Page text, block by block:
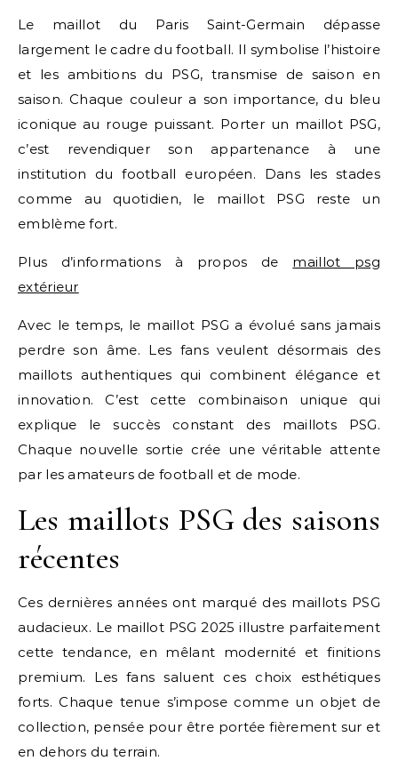
Le maillot du Paris Saint-Germain dépasse
largement le cadre du football. Il symbolise l’histoire
et les ambitions du PSG, transmise de saison en
saison. Chaque couleur a son importance, du bleu
iconique au rouge puissant. Porter un maillot PSG,
c’est revendiquer son appartenance à une
institution du football européen. Dans les stades
comme au quotidien, le maillot PSG reste un
emblème fort.
Plus d’informations à propos de maillot psg
extérieur
Avec le temps, le maillot PSG a évolué sans jamais
perdre son âme. Les fans veulent désormais des
maillots authentiques qui combinent élégance et
innovation. C’est cette combinaison unique qui
explique le succès constant des maillots PSG.
Chaque nouvelle sortie crée une véritable attente
par les amateurs de football et de mode.
Les maillots PSG des saisons
récentes
Ces dernières années ont marqué des maillots PSG
audacieux. Le maillot PSG 2025 illustre parfaitement
cette tendance, en mêlant modernité et finitions
premium. Les fans saluent ces choix esthétiques
forts. Chaque tenue s’impose comme un objet de
collection, pensée pour être portée fièrement sur et
en dehors du terrain.